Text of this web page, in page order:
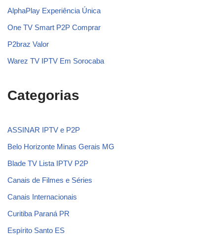
AlphaPlay Experiência Única
One TV Smart P2P Comprar
P2braz Valor
Warez TV IPTV Em Sorocaba
Categorias
ASSINAR IPTV e P2P
Belo Horizonte Minas Gerais MG
Blade TV Lista IPTV P2P
Canais de Filmes e Séries
Canais Internacionais
Curitiba Paraná PR
Espírito Santo ES